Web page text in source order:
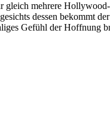
gleich mehrere
dessen
Gefühl der Hoffnung